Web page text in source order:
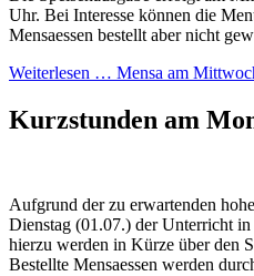
Uhr. Bei Interesse können die
Mensaessen bestellt aber nicht
Weiterlesen … Mensa am
Kurzstunden am
Aufgrund der zu erwartenden
Dienstag (01.07.) der Unterricht
hierzu werden in Kürze über den
Bestellte Mensaessen werden